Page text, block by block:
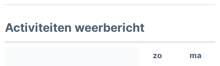
Activiteiten weerbericht
zo
ma